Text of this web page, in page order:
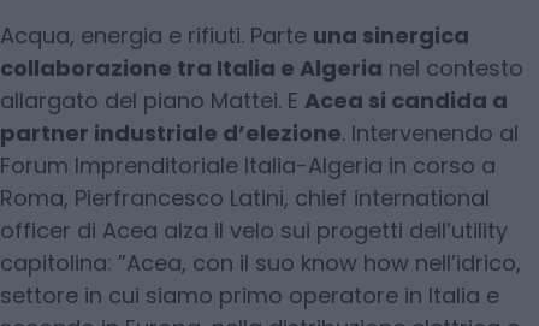
Acqua, energia e rifiuti. Parte una sinergica
collaborazione tra Italia e Algeria nel contesto
allargato del piano Mattei. E Acea si candida a
partner industriale d’elezione. Intervenendo al
Forum Imprenditoriale Italia-Algeria in corso a
Roma, Pierfrancesco Latini, chief international
officer di Acea alza il velo sui progetti dell’utility
capitolina: ”Acea, con il suo know how nell’idrico,
settore in cui siamo primo operatore in Italia e